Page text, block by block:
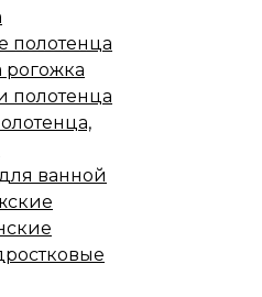
полотенца
рогожка
полотенца
ванной